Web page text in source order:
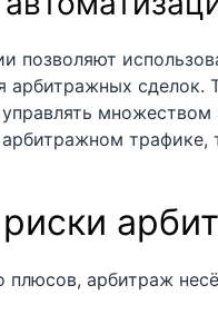
позволяют
арбитражных сделок.
арбитражном
арбитраж